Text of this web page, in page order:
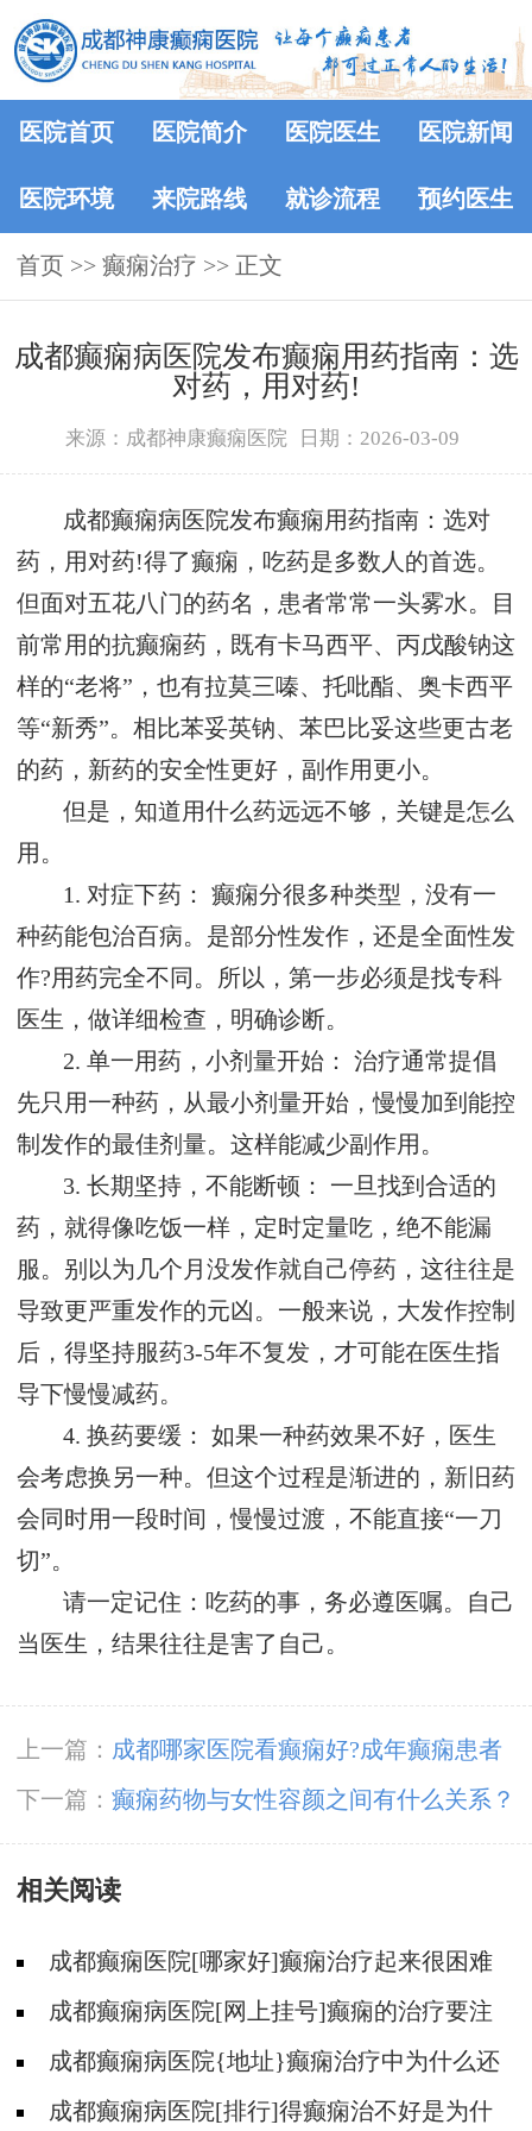
医院首页 医院简介 医院医生 医院新闻
医院环境 来院路线 就诊流程 预约医生
首页 >> 癫痫治疗 >> 正文
成都癫痫病医院发布癫痫用药指南：选
对药，用对药!
来源：成都神康癫痫医院 日期：2026-03-09
成都癫痫病医院发布癫痫用药指南：选对
药，用对药!得了癫痫，吃药是多数人的首选。
但面对五花八门的药名，患者常常一头雾水。目
前常用的抗癫痫药，既有卡马西平、丙戊酸钠这
样的“老将”，也有拉莫三嗪、托吡酯、奥卡西平
等“新秀”。相比苯妥英钠、苯巴比妥这些更古老
的药，新药的安全性更好，副作用更小。
但是，知道用什么药远远不够，关键是怎么
用。
1. 对症下药： 癫痫分很多种类型，没有一
种药能包治百病。是部分性发作，还是全面性发
作?用药完全不同。所以，第一步必须是找专科
医生，做详细检查，明确诊断。
2. 单一用药，小剂量开始： 治疗通常提倡
先只用一种药，从最小剂量开始，慢慢加到能控
制发作的最佳剂量。这样能减少副作用。
3. 长期坚持，不能断顿： 一旦找到合适的
药，就得像吃饭一样，定时定量吃，绝不能漏
服。别以为几个月没发作就自己停药，这往往是
导致更严重发作的元凶。一般来说，大发作控制
后，得坚持服药3-5年不复发，才可能在医生指
导下慢慢减药。
4. 换药要缓： 如果一种药效果不好，医生
会考虑换另一种。但这个过程是渐进的，新旧药
会同时用一段时间，慢慢过渡，不能直接“一刀
切”。
请一定记住：吃药的事，务必遵医嘱。自己
当医生，结果往往是害了自己。
上一篇： 成都哪家医院看癫痫好?成年癫痫患者
日常应如何护理?
下一篇： 癫痫药物与女性容颜之间有什么关系？
相关阅读
成都癫痫医院[哪家好]癫痫治疗起来很困难
吗?成都癫痫病医院[网上挂号]癫痫的治疗要注
意什么?
成都癫痫病医院{地址}癫痫治疗中为什么还
是犯病?
成都癫痫病医院[排行]得癫痫治不好是为什